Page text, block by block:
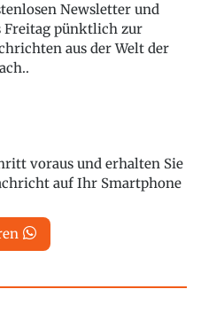
Newsletter und
Freitag pünktlich zur
aus der Welt der
voraus und erhalten Sie
auf Ihr Smartphone